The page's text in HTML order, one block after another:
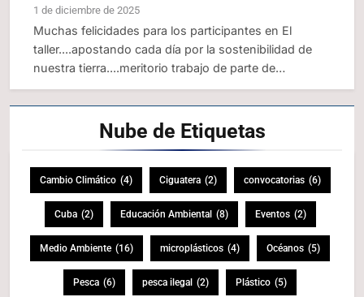
1 de diciembre de 2025
Muchas felicidades para los participantes en El
taller....apostando cada día por la sostenibilidad de
nuestra tierra....meritorio trabajo de parte de…
Nube de Etiquetas
Cambio Climático (4) Ciguatera (2) convocatorias (6)
Cuba (2) Educación Ambiental (8) Eventos (2)
Medio Ambiente (16) microplásticos (4) Océanos (5)
Pesca (6) pesca ilegal (2) Plástico (5)